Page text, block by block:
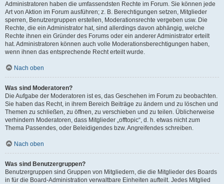
Administratoren haben die umfassendsten Rechte im Forum. Sie können jede
Art von Aktion im Forum ausführen; z. B. Berechtigungen setzen, Mitglieder
sperren, Benutzergruppen erstellen, Moderationsrechte vergeben usw. Die
Rechte, die ein Administrator hat, sind allerdings davon abhängig, welche
Rechte ihnen ein Gründer des Forums oder ein anderer Administrator erteilt
hat. Administratoren können auch volle Moderationsberechtigungen haben,
wenn ihnen das entsprechende Recht erteilt wurde.
Nach oben
Was sind Moderatoren?
Die Aufgabe der Moderatoren ist es, das Geschehen im Forum zu beobachten.
Sie haben das Recht, in ihrem Bereich Beiträge zu ändern und zu löschen und
Themen zu schließen, zu öffnen, zu verschieben und zu teilen. Üblicherweise
verhindern Moderatoren, dass Mitglieder „offtopic“, d. h. etwas nicht zum
Thema Passendes, oder Beleidigendes bzw. Angreifendes schreiben.
Nach oben
Was sind Benutzergruppen?
Benutzergruppen sind Gruppen von Mitgliedern, die die Mitglieder des Boards
in für die Board-Administration verwaltbare Einheiten aufteilt. Jedes Mitglied